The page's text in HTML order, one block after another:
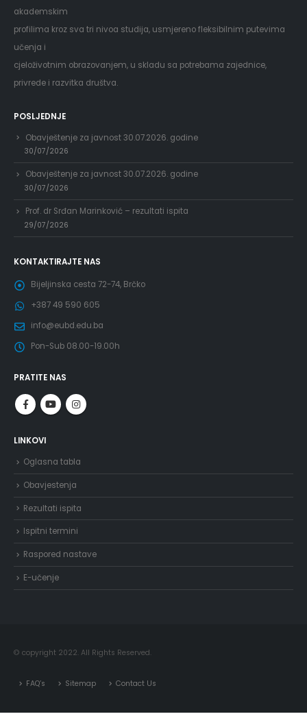
akademskim
profilima kroz sva tri nivoa studija, usmjereno fleksibilnim putevima
učenja i
cjeloživotnim obrazovanjem, u skladu sa potrebama zajednice,
privrede i razvitka društva.
POSLJEDNJE
Obavještenje za javnost 30.07.2026. godine
30/07/2026
Obavještenje za javnost 30.07.2026. godine
30/07/2026
Prof. dr Srđan Marinković – rezultati ispita
29/07/2026
KONTAKTIRAJTE NAS
Bijeljinska cesta 72-74, Brčko
+387 49 590 605
info@eubd.edu.ba
Pon-Sub 08.00-19.00h
PRATITE NAS
LINKOVI
Oglasna tabla
Obavjestenja
Rezultati ispita
Ispitni termini
Raspored nastave
E-učenje
© copyright 2022. All Rights Reserved.
FAQ’s Sitemap Contact Us